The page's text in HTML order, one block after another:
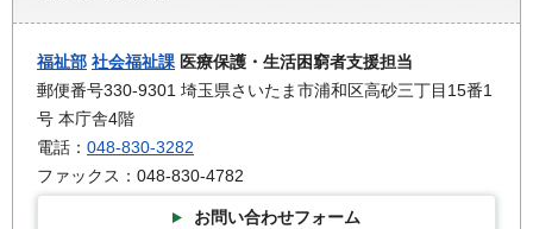
福祉部 社会福祉課 医療保護・生活困窮者支援担当
郵便番号330-9301 埼玉県さいたま市浦和区高砂三丁目15番1
号 本庁舎4階
電話： 048-830-3282
ファックス：048-830-4782
お問い合わせフォーム